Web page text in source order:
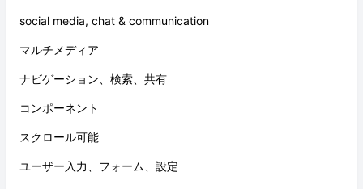
social media, chat & communication
マルチメディア
ナビゲーション、検索、共有
コンポーネント
スクロール可能
ユーザー入力、フォーム、設定